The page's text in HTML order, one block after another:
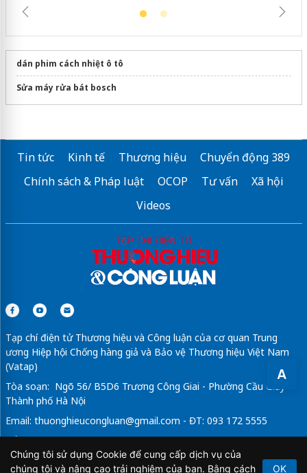
A
dán phim cách nhiệt ô tô
Sửa máy rửa bát bosch
Tin tức Kinh tế Thương hiệu
Chuyển động 389
Chính sách & Pháp luật
OCOP Tư vấn
Xã hội
Videos
Tạp chí điện tử Thương hiệu và Công luận của cơ quan Trung
ương Hiệp hội Chống hàng giả và Bảo vệ Thương hiệu Việt Nam
(Vatap)
Tòa soạn: Ngõ 56/ B5D6 Trương Công Giai - Phường Cầu Giấy -
Thành phố Hà Nội
Email: thuonghieucongluan@gmail.com - ĐT: 093 172 5555
Tổng Biên Tập: Vũ Đức Thuận
Giấy phép hoạt động báo chí điện tử số 64/GP-BTTTT do Bộ
Chúng tôi sử dụng Cookie để cung cấp dịch vụ của
chúng tôi và nâng cao trải nghiệm của bạn. Bằng cách
OK